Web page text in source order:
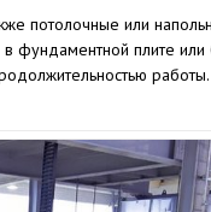
потолочные или
фундаментной плите
работы.